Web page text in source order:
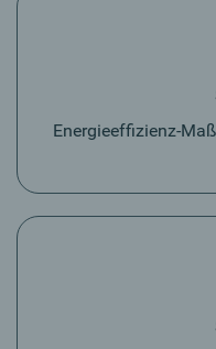
Energieeffizienz-